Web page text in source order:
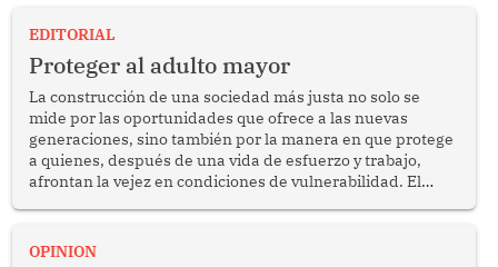
EDITORIAL
Proteger al adulto mayor
La construcción de una sociedad más justa no solo se
mide por las oportunidades que ofrece a las nuevas
generaciones, sino también por la manera en que protege
a quienes, después de una vida de esfuerzo y trabajo,
afrontan la vejez en condiciones de vulnerabilidad. El
bimestrales el subsidio que reciben los beneficiarios del
OPINION